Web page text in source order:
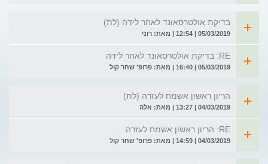
בדיקת אולטרסאונד לאחר לידה (לת)
05/03/2019 | 12:54 | מאת: רוני
RE: בדיקת אולטרסאונד לאחר לידה
05/03/2019 | 16:40 | מאת: פרופ' שחר קול
הריון ראשון אשמח לעזרה (לת)
04/03/2019 | 13:27 | מאת: אלה
RE: הריון ראשון אשמח לעזרה
04/03/2019 | 14:59 | מאת: פרופ' שחר קול